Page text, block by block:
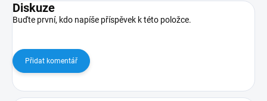
Diskuze
Buďte první, kdo napíše příspěvek k této položce.
Přidat komentář